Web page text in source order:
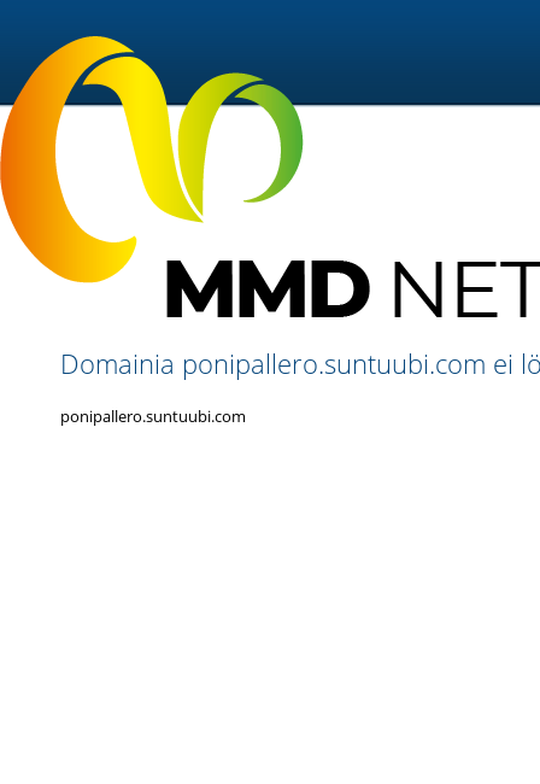
Domainia ponipallero.suntuubi.com ei
ponipallero.suntuubi.com